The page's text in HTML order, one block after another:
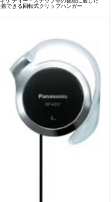
できる回転式クリップハンガー